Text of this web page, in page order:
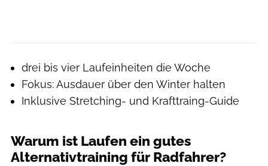
drei bis vier Laufeinheiten die Woche
Fokus: Ausdauer über den Winter halten
Inklusive Stretching- und Krafttraing-Guide
Warum ist Laufen ein gutes
Alternativtraining für Radfahrer?